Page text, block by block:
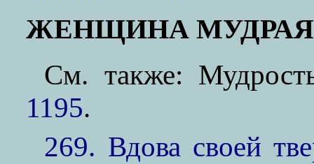
ЖЕНЩИНА МУДРАЯ
См. также:
1195.
269. Вдова своей